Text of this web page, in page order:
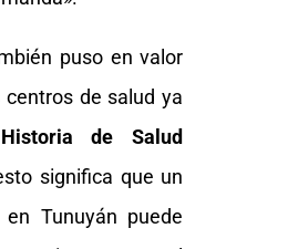
puso en valor
de salud ya
Historia de Salud
significa que un
Tunuyán puede